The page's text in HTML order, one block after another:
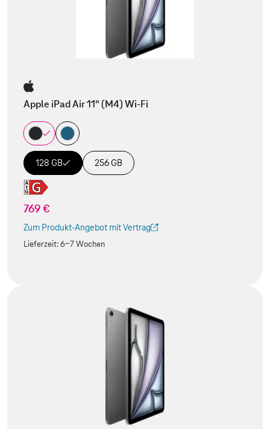
Apple iPad Air 11" (M4) Wi-Fi
128 GB 256 GB
769 €
Zum Produkt-Angebot mit Vertrag
(Der Link wird in einem neuen Tab geöffnet)
Lieferzeit:6-7 Wochen